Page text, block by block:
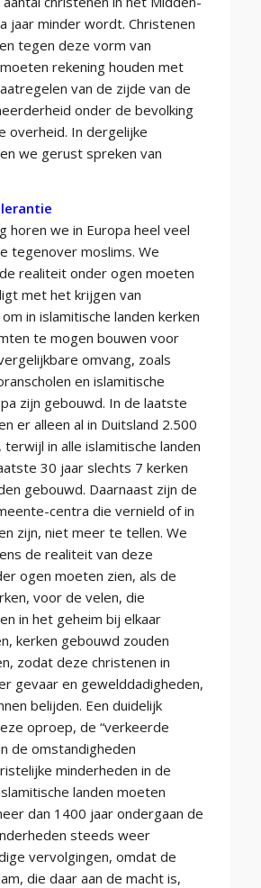
jaar minder wordt. Christenen
tegen deze vorm van
rekening houden met
van de zijde van de
onder de bevolking
overheid. In dergelijke
we gerust spreken van
horen we in Europa heel veel
tegenover moslims. We
realiteit onder ogen moeten
met het krijgen van
in islamitische landen kerken
te mogen bouwen voor
omvang, zoals
en islamitische
zijn gebouwd. In de laatste
er alleen al in Duitsland 2.500
in alle islamitische landen
30 jaar slechts 7 kerken
gebouwd. Daarnaast zijn de
centra die vernield of in
zijn, niet meer te tellen. We
de realiteit van deze
ogen moeten zien, als de
voor de velen, die
in het geheim bij elkaar
kerken gebouwd zouden
zodat deze christenen in
gevaar en gewelddadigheden,
belijden. Een duidelijk
oproep, de “verkeerde
de omstandigheden
minderheden in de
landen moeten
dan 1400 jaar ondergaan de
steeds weer
vervolgingen, omdat de
die daar aan de macht is,